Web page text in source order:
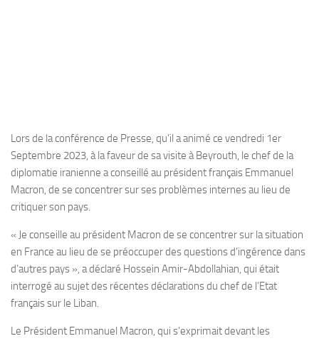
Lors de la conférence de Presse, qu’il a animé ce vendredi 1er
Septembre 2023, à la faveur de sa visite à Beyrouth, le chef de la
diplomatie iranienne a conseillé au président français Emmanuel
Macron, de se concentrer sur ses problèmes internes au lieu de
critiquer son pays.
« Je conseille au président Macron de se concentrer sur la situation
en France au lieu de se préoccuper des questions d’ingérence dans
d’autres pays », a déclaré Hossein Amir-Abdollahian, qui était
interrogé au sujet des récentes déclarations du chef de l’Etat
français sur le Liban.
Le Président Emmanuel Macron, qui s’exprimait devant les